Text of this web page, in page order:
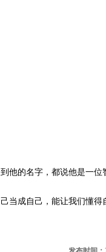
的名字，都说他是一位
成自己，能让我们懂得